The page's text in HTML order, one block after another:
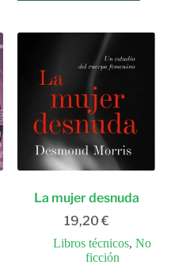
La mujer desnuda
19,20 €
Libros técnicos, No
ficción